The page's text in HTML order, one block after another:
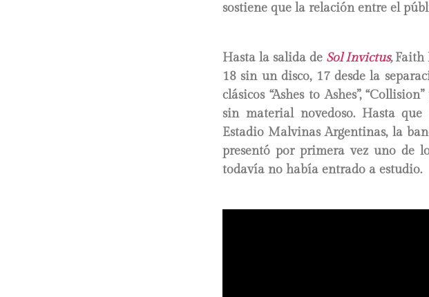
sostiene que la relación entre el
Hasta la salida de Sol Invictus,Faith
18 sin un disco, 17 desde la
clásicos “Ashes to Ashes”,
sin material novedoso. Hasta
Estadio Malvinas Argentinas, la
presentó por primera vez uno de
todavía no había entrado a estudio.